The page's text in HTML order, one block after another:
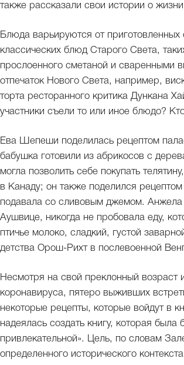
также рассказали свои истории о
Блюда варьируются от
классических блюд Старого Света,
прослоенного сметаной и сваренными
отпечаток Нового Света, например,
торта ресторанного критика Дункана
участники съели то или иное блюдо?
Ева Шепеши поделилась рецептом
бабушка готовили из абрикосов с
могла позволить себе покупать
в Канаду; он также поделился
подавала со сливовым джемом.
Аушвице, никогда не пробовала еду,
птичье молоко, сладкий, густой
детства Орош-Рихт в послевоенной
Несмотря на свой преклонный возраст
коронавируса, пятеро выживших
некоторые рецепты, которые войдут в
надеялась создать книгу, которая
привлекательной». Цель, по словам
определенного исторического